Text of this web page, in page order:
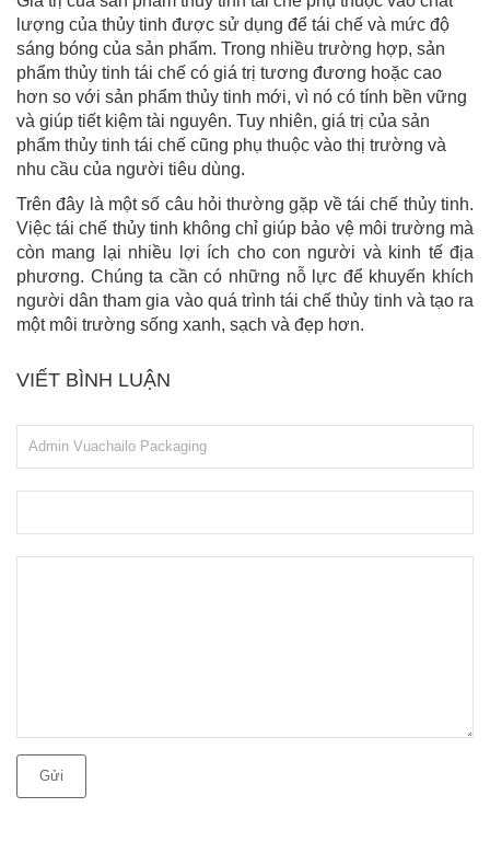
lượng của thủy tinh được sử dụng để tái chế và mức độ
sáng bóng của sản phẩm. Trong nhiều trường hợp, sản
phẩm thủy tinh tái chế có giá trị tương đương hoặc cao
hơn so với sản phẩm thủy tinh mới, vì nó có tính bền vững
và giúp tiết kiệm tài nguyên. Tuy nhiên, giá trị của sản
phẩm thủy tinh tái chế cũng phụ thuộc vào thị trường và
nhu cầu của người tiêu dùng.
Trên đây là một số câu hỏi thường gặp về tái chế thủy tinh.
Việc tái chế thủy tinh không chỉ giúp bảo vệ môi trường mà
còn mang lại nhiều lợi ích cho con người và kinh tế địa
phương. Chúng ta cần có những nỗ lực để khuyến khích
người dân tham gia vào quá trình tái chế thủy tinh và tạo ra
một môi trường sống xanh, sạch và đẹp hơn.
VIẾT BÌNH LUẬN
Gửi